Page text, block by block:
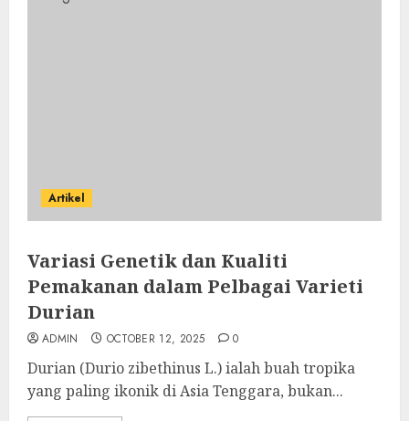
Artikel
Variasi Genetik dan Kualiti
Pemakanan dalam Pelbagai Varieti
Durian
ADMIN OCTOBER 12, 2025 0
Durian (Durio zibethinus L.) ialah buah tropika
yang paling ikonik di Asia Tenggara, bukan...